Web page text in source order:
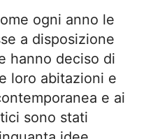
ogni anno le
a disposizione
hanno deciso di
loro abitazioni e
e ai
sono stati